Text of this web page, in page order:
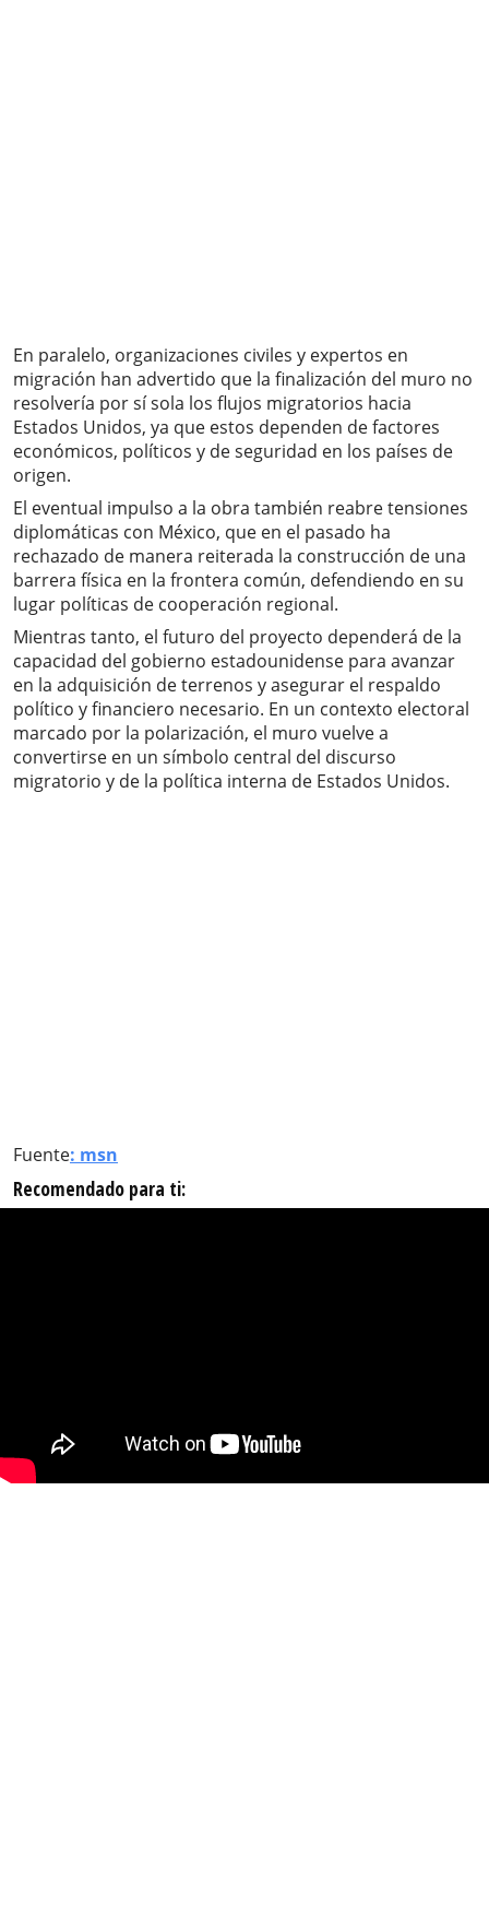
En paralelo, organizaciones civiles y expertos en
migración han advertido que la finalización del muro no
resolvería por sí sola los flujos migratorios hacia
Estados Unidos, ya que estos dependen de factores
económicos, políticos y de seguridad en los países de
origen.
El eventual impulso a la obra también reabre tensiones
diplomáticas con México, que en el pasado ha
rechazado de manera reiterada la construcción de una
barrera física en la frontera común, defendiendo en su
lugar políticas de cooperación regional.
Mientras tanto, el futuro del proyecto dependerá de la
capacidad del gobierno estadounidense para avanzar
en la adquisición de terrenos y asegurar el respaldo
político y financiero necesario. En un contexto electoral
marcado por la polarización, el muro vuelve a
convertirse en un símbolo central del discurso
migratorio y de la política interna de Estados Unidos.
Fuente: msn
Recomendado para ti: